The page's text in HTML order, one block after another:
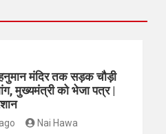
मंदिर तक सड़क चौड़ी
मुख्यमंत्री को भेजा पत्र |
Nai Hawa